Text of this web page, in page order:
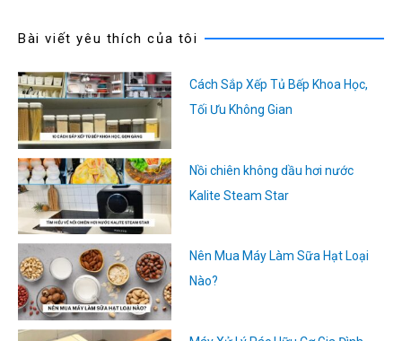
Bài viết yêu thích của tôi
Cách Sắp Xếp Tủ Bếp Khoa Học,
Tối Ưu Không Gian
Nồi chiên không dầu hơi nước
Kalite Steam Star
Nên Mua Máy Làm Sữa Hạt Loại
Nào?